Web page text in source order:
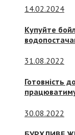
14.02.2024
Купуйте
31.08.2022
Готовність
30.08.2022